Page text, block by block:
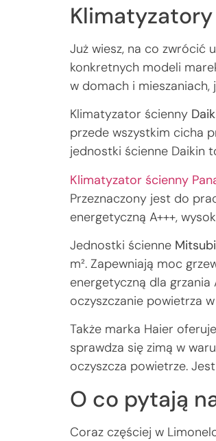
Już wiesz, na co zwrócić
konkretnych modeli
w domach i mieszaniach,
Klimatyzator ścienny
przede wszystkim cicha
jednostki ścienne Daikin
Klimatyzator ścienny
Przeznaczony jest do
energetyczną A+++,
Jednostki ścienne
m². Zapewniają moc
energetyczną dla grzania
oczyszczanie powietrza
Także marka Haier
sprawdza się zimą w
oczyszcza powietrze.
O co pytają
Coraz częściej w